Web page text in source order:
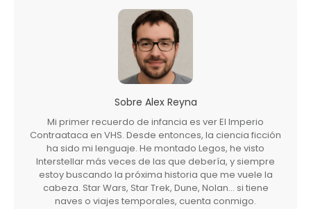
Sobre Alex Reyna
Mi primer recuerdo de infancia es ver El Imperio
Contraataca en VHS. Desde entonces, la ciencia ficción
ha sido mi lenguaje. He montado Legos, he visto
Interstellar más veces de las que debería, y siempre
estoy buscando la próxima historia que me vuele la
cabeza. Star Wars, Star Trek, Dune, Nolan… si tiene
naves o viajes temporales, cuenta conmigo.